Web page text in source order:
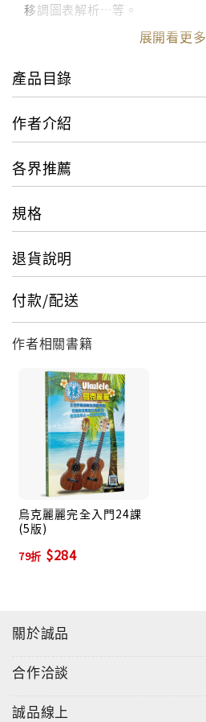
移調圖表解析…等。
展開看更多
產品目錄
作者介紹
各界推薦
規格
退貨說明
付款/配送
作者相關書籍
烏克麗麗完全入門24課
(5版)
79折 $284
關於誠品
合作洽談
誠品線上